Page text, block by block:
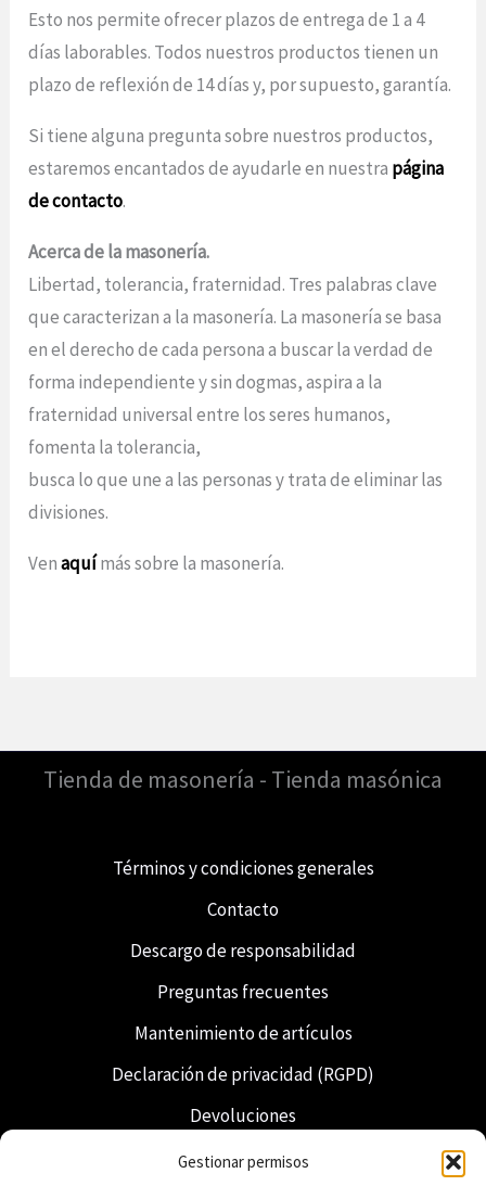
Gestionar permisos
Esto nos permite ofrecer plazos de entrega de 1 a 4
días laborables. Todos nuestros productos tienen un
plazo de reflexión de 14 días y, por supuesto, garantía.
Si tiene alguna pregunta sobre nuestros productos,
estaremos encantados de ayudarle en nuestra página
de contacto.
Acerca de la masonería.
Libertad, tolerancia, fraternidad. Tres palabras clave
que caracterizan a la masonería. La masonería se basa
en el derecho de cada persona a buscar la verdad de
forma independiente y sin dogmas, aspira a la
fraternidad universal entre los seres humanos,
fomenta la tolerancia,
busca lo que une a las personas y trata de eliminar las
divisiones.
Venaquímás sobre la masonería.
Tienda de masonería - Tienda masónica
Términos y condiciones generales
Contacto
Descargo de responsabilidad
Preguntas frecuentes
Mantenimiento de artículos
Declaración de privacidad (RGPD)
Devoluciones
Envío y entrega